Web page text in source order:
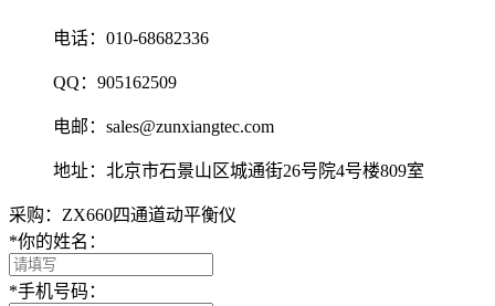
电话：010-68682336
QQ：905162509
电邮：sales@zunxiangtec.com
地址：北京市石景山区城通街26号院4号楼809室
采购：ZX660四通道动平衡仪
*你的姓名：
*手机号码：